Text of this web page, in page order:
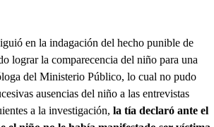
en la indagación del hecho punible de
lograr la comparecencia del niño para una
del Ministerio Público, lo cual no pudo
ausencias del niño a las entrevistas
a la investigación, la tía declaró ante el